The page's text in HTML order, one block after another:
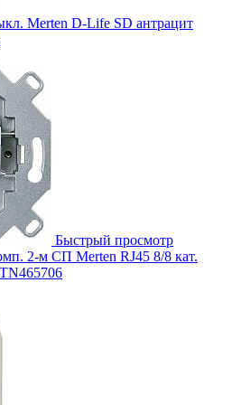
Merten D-Life SD антрацит
Быстрый просмотр
2-м СП Merten RJ45 8/8 кат.